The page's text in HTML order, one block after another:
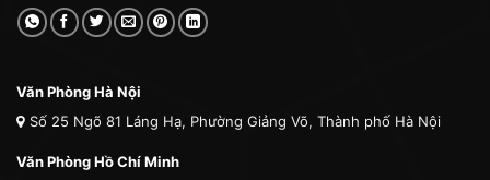
Văn Phòng Hà Nội
Số 25 Ngõ 81 Láng Hạ, Phường Giảng Võ, Thành phố Hà Nội
Văn Phòng Hồ Chí Minh